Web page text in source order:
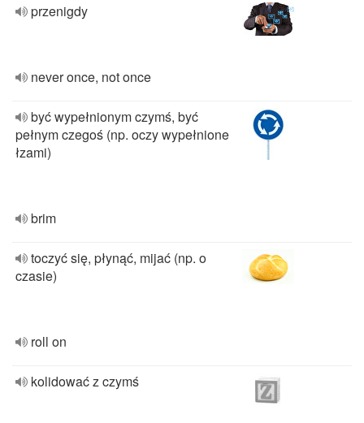
przenigdy
never once, not once
być wypełnionym czymś, być
pełnym czegoś (np. oczy wypełnione
łzami)
brim
toczyć się, płynąć, mijać (np. o
czasie)
roll on
kolidować z czymś